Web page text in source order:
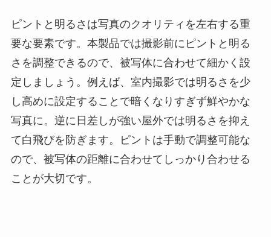
ピントと明るさは写真のクオリティを左右する重
要な要素です。本製品では撮影前にピントと明る
さを調整できるので、被写体に合わせて細かく設
定しましょう。例えば、室内撮影では明るさを少
し高めに設定することで暗くなりすぎず鮮やかな
写真に。逆に日差しが強い屋外では明るさを抑え
て白飛びを防ぎます。ピントは手動で調整可能な
ので、被写体の距離に合わせてしっかり合わせる
ことが大切です。